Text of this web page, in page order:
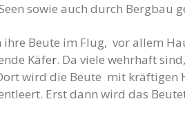
sowie auch durch Bergbau
ihre Beute im Flug, vor allem
Käfer. Da viele wehrhaft
wird die Beute mit
Erst dann wird das